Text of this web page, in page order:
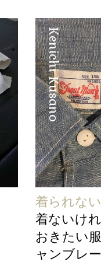
Kenichi Kusano
着られな
着ないけ
おきたい
ャンブレ